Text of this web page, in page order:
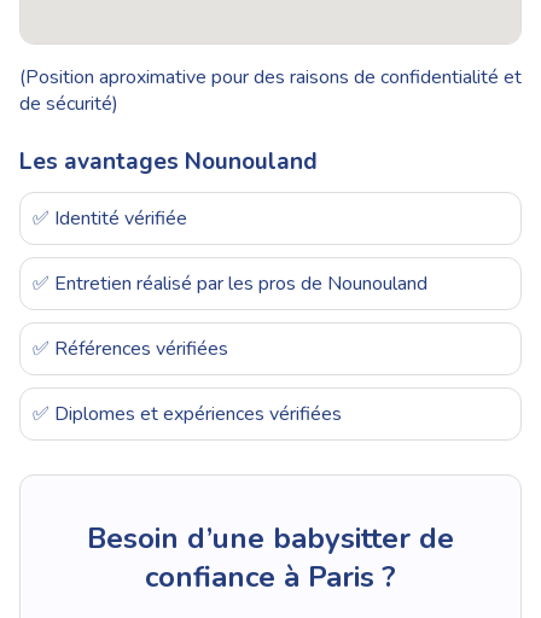
(Position aproximative pour des raisons de confidentialité et
de sécurité)
Les avantages Nounouland
✅ Identité vérifiée
✅ Entretien réalisé par les pros de Nounouland
✅ Références vérifiées
✅ Diplomes et expériences vérifiées
Besoin d’une babysitter de
confiance à Paris ?